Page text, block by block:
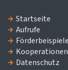
Startseite
Aufrufe
Förderbeispiele
Kooperationen
Datenschutz